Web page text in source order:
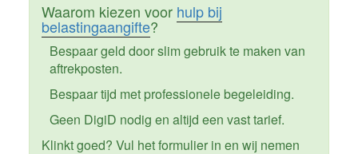
Waarom kiezen voor hulp bij
belastingaangifte?
Bespaar geld door slim gebruik te maken van
aftrekposten.
Bespaar tijd met professionele begeleiding.
Geen DigiD nodig en altijd een vast tarief.
Klinkt goed? Vul het formulier in en wij nemen